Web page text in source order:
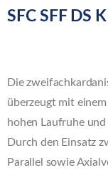
SFC SFF DS K
Die
überzeugt mit
hohen Laufruhe
Durch den Einsatz
Parallel sowie